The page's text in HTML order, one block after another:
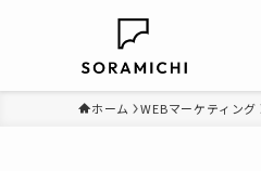
ホーム WEBマーケティング